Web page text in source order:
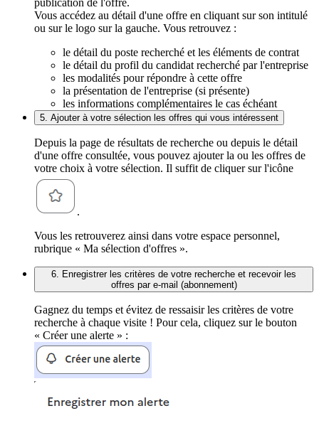
publication de l'offre.
Vous accédez au détail d'une offre en cliquant sur son intitulé
ou sur le logo sur la gauche. Vous retrouvez :
le détail du poste recherché et les éléments de contrat
le détail du profil du candidat recherché par l'entreprise
les modalités pour répondre à cette offre
la présentation de l'entreprise (si présente)
les informations complémentaires le cas échéant
5. Ajouter à votre sélection les offres qui vous intéressent
Depuis la page de résultats de recherche ou depuis le détail
d'une offre consultée, vous pouvez ajouter la ou les offres de
votre choix à votre sélection. Il suffit de cliquer sur l'icône
.
Vous les retrouverez ainsi dans votre espace personnel,
rubrique « Ma sélection d'offres ».
6. Enregistrer les critères de votre recherche et recevoir les
offres par e-mail (abonnement)
Gagnez du temps et évitez de ressaisir les critères de votre
recherche à chaque visite ! Pour cela, cliquez sur le bouton
« Créer une alerte » :